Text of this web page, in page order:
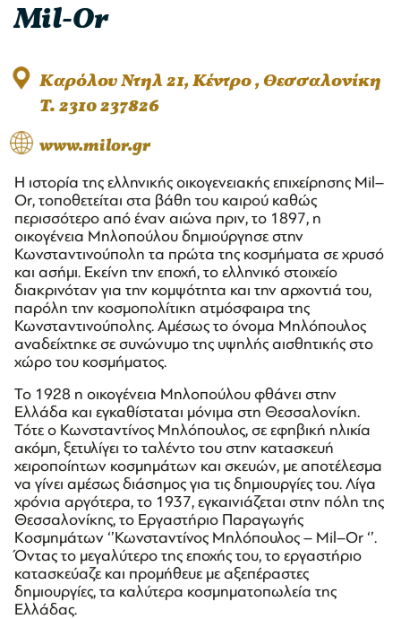
Mil-Or
Kαρόλου Ντηλ 21, Κέντρο , Θεσσαλονίκη
T. 2310 237826
www.milor.gr
Η ιστορία της ελληνικής οικογενειακής επιχείρησης Mil–
Or, τοποθετείται στα βάθη του καιρού καθώς
περισσότερο από έναν αιώνα πριν, το 1897, η
οικογένεια Μηλοπούλου δημιούργησε στην
Κωνσταντινούπολη τα πρώτα της κοσμήματα σε χρυσό
και ασήμι. Εκείνη την εποχή, το ελληνικό στοιχείο
διακρινόταν για την κομψότητα και την αρχοντιά του,
παρόλη την κοσμοπολίτικη ατμόσφαιρα της
Κωνσταντινούπολης. Αμέσως το όνομα Μηλόπουλος
αναδείχτηκε σε συνώνυμο της υψηλής αισθητικής στο
χώρο του κοσμήματος.
Το 1928 η οικογένεια Μηλοπούλου φθάνει στην
Ελλάδα και εγκαθίσταται μόνιμα στη Θεσσαλονίκη.
Τότε ο Κωνσταντίνος Μηλόπουλος, σε εφηβική ηλικία
ακόμη, ξετυλίγει το ταλέντο του στην κατασκευή
χειροποίητων κοσμημάτων και σκευών, με αποτέλεσμα
να γίνει αμέσως διάσημος για τις δημιουργίες του. Λίγα
χρόνια αργότερα, το 1937, εγκαινιάζεται στην πόλη της
Θεσσαλονίκης, το Εργαστήριο Παραγωγής
Κοσμημάτων ‘’Κωνσταντίνος Μηλόπουλος – Mil–Or ‘’.
Όντας το μεγαλύτερο της εποχής του, το εργαστήριο
κατασκεύαζε και προμήθευε με αξεπέραστες
δημιουργίες, τα καλύτερα κοσμηματοπωλεία της
Ελλάδας.